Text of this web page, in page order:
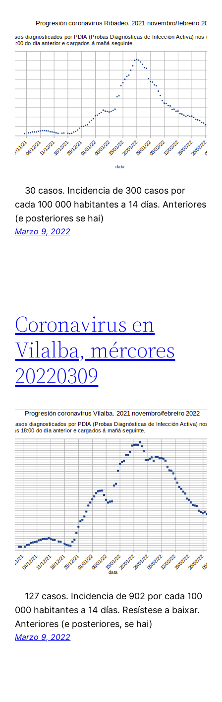
30 casos. Incidencia de 300 casos por
cada 100 000 habitantes a 14 días. Anteriores
(e posteriores se hai)
Marzo 9, 2022
Coronavirus en
Vilalba, mércores
20220309
127 casos. Incidencia de 902 por cada 100
000 habitantes a 14 días. Resístese a baixar.
Anteriores (e posteriores, se hai)
Marzo 9, 2022